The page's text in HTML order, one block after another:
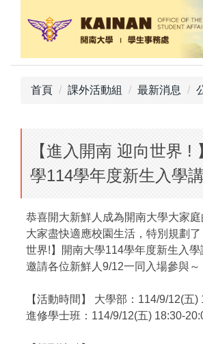
首頁 課外活動組 最新消息
【進入開南 迎向世界 !
學114學年度新生入學
恭喜開大新鮮人成為開南大學大家
大家盡快適應校園生活，特別規劃
世界!】開南大學114學年度新生入學
邀請各位新鮮人9/12一同入場參與
【活動時間】 大學部：114/9/12(五)
進修學士班：114/9/12(五) 18:30-